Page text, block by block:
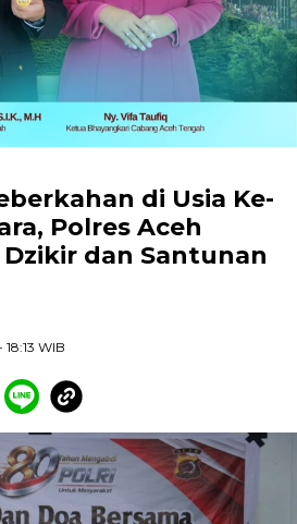
di Usia Ke-
Polres Aceh
dan Santunan
WIB